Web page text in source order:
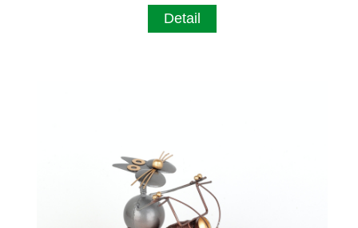
Detail